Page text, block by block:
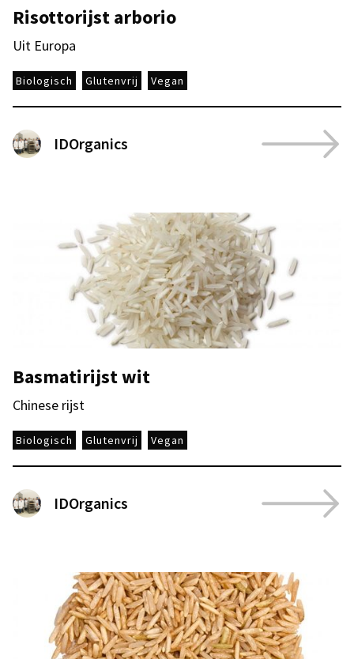
Risottorijst arborio
Uit Europa
Biologisch Glutenvrij Vegan
IDOrganics
Basmatirijst wit
Chinese rijst
Biologisch Glutenvrij Vegan
IDOrganics